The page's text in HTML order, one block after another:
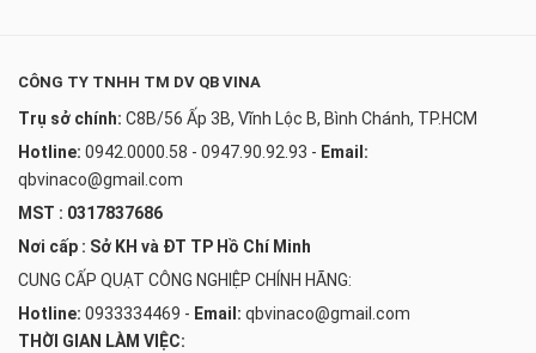
CÔNG TY TNHH TM DV QB VINA
Trụ sở chính: C8B/56 Ấp 3B, Vĩnh Lộc B, Bình Chánh, TP.HCM
Hotline: 0942.0000.58 - 0947.90.92.93 - Email:
qbvinaco@gmail.com
MST : 0317837686
Nơi cấp : Sở KH và ĐT TP Hồ Chí Minh
CUNG CẤP QUẠT CÔNG NGHIỆP CHÍNH HÃNG:
Hotline: 0933334469 - Email: qbvinaco@gmail.com
THỜI GIAN LÀM VIỆC: